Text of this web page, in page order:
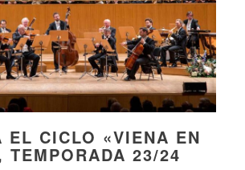
EL CICLO «VIENA EN
TEMPORADA 23/24